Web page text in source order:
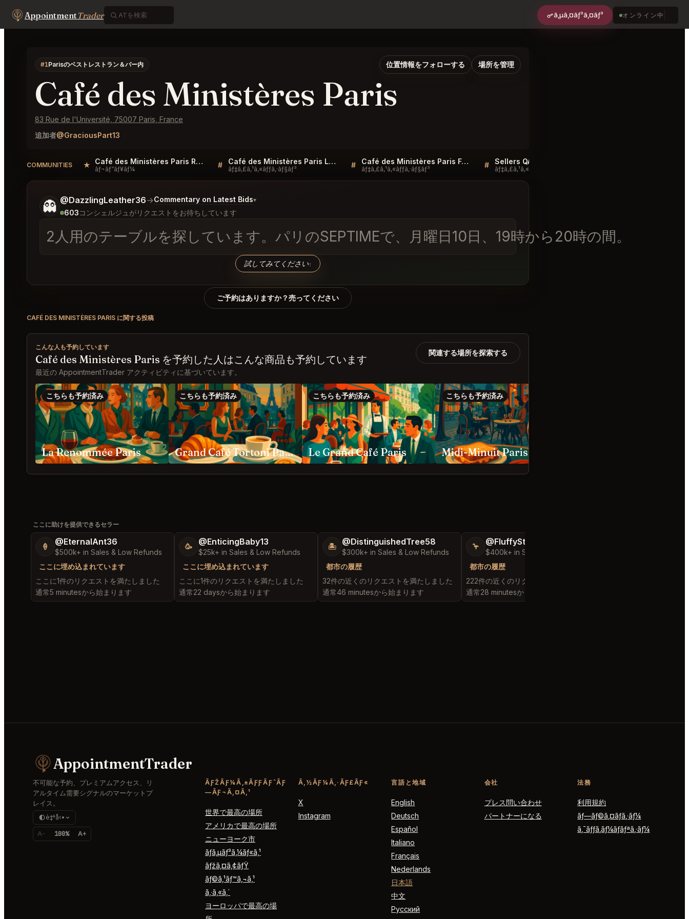
AppointmentTrader ã‚µã‚¤ãƒ³ã‚¤ãƒ³ オンライン中
#1Parisのベストレストラン＆バー内 位置情報をフォローする 場所を管理
Café des Ministères Paris
83 Rue de l'Université, 75007 Paris, France
追加者@GraciousPart13
COMMUNITIES ★ Café des Ministères Paris Reviews
ãƒ¬ãƒ“ãƒ¥ãƒ¼ # Café des Ministères Paris Listings
ãƒ‡ã‚£ã‚¹ã‚«ãƒƒã‚·ãƒ§ãƒ³ # Café des Ministères Paris FAQ
ãƒ‡ã‚£ã‚¹ã‚«ãƒƒã‚·ãƒ§ãƒ³ # ãƒ‡ã‚£ã‚¹ã‚«ãƒƒã‚·ãƒ§ãƒ³
👻 @DazzlingLeather36→Commentary on Latest Bids▾
603コンシェルジュがリクエストをお待ちしています
2人用のテーブルを探しています。パリのSEPTIMEで、月曜日10日、19時から20時
試してみてください↑
ご希望についてもう少し詳しく教えてください。
ご予約はありますか？売ってください
CAFÉ DES MINISTÈRES PARIS に関する投稿
こんな人も予約しています
Café des Ministères Paris を予約した人はこんな商品も予約しています
最近の AppointmentTrader アクティビティに基づいています。
関連する場所を探索する
こちらも予約済み
La Renommée Paris
こちらも予約済み
Grand Café Tortoni Paris
こちらも予約済み
Le Grand Café Paris
こちらも予約済み
Midi-Minuit Paris
ここに助けを提供できるセラー
🍦 @EternalAnt36
$500k+ in Sales & Low Refunds
ここに埋め込まれています
ここに1件のリクエストを満たしました
通常5 minutesから始まります
🥳 @EnticingBaby13
$25k+ in Sales & Low Refunds
ここに埋め込まれています
ここに1件のリクエストを満たしました
通常22 daysから始まります
🏝️ @DistinguishedTree58
$300k+ in Sales & Low Refunds
都市の履歴
32件の近くのリクエストを満たしました
通常46 minutesから始まります
🦩 @FluffyStar64
$400k+ in Sales Low Refunds
都市の履歴
222件の近くのリクエストを満たしました
通常28 minutesから始まります
AppointmentTrader
不可能な予約、プレミアムアクセス、リ
アルタイム需要シグナルのマーケットプ
レイス。
è‡ªå‹•
A- 100% A+
ÃƑŽÃƑ¼Ã‚±ÃƑƑÃƑˆÃƑ
—ÃƑ¬Ã‚¤Ã‚¹
世界で最高の場所
アメリカで最高の場所
ニューヨーク市
ãƒ­ã‚µãƒ³ã‚¼ãƒ«ã‚¹
ãƒžã‚¤ã‚¢ãƒŸ
ãƒ©ã‚¹ãƒ™ã‚¬ã‚¹
ã‚·ã‚«ã‚´
ヨーロッパで最高の場
Ã‚½ÃƑ¼Ã‚·ÃƑ£ÃƑ«
X
Instagram
言語と地域
English
Deutsch
Español
Italiano
Français
Nederlands
日本語
中文
Русский
会社
プレス問い合わせ
パートナーになる
法務
利用規約
ãƒ—ãƒ©ã‚¤ãƒã‚·ãƒ¼
ã‚¯ãƒƒã‚­ãƒ¼ãƒãƒªã‚·ãƒ¼